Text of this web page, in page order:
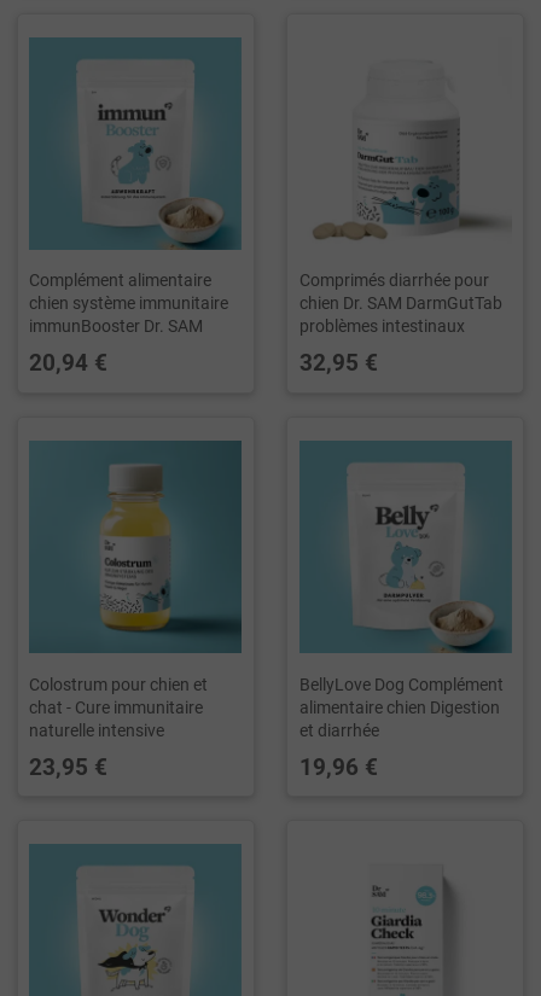
Complément alimentaire
chien système immunitaire
immunBooster Dr. SAM
20,94 €
Comprimés diarrhée pour
chien Dr. SAM DarmGutTab
problèmes intestinaux
32,95 €
Colostrum pour chien et
chat - Cure immunitaire
naturelle intensive
23,95 €
BellyLove Dog Complément
alimentaire chien Digestion
et diarrhée
19,96 €